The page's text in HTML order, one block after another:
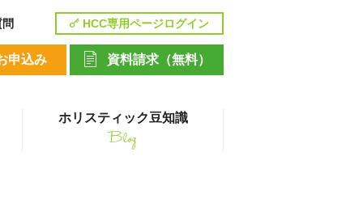
ホリスティック豆知識
Blog
申込み 資料請求（無料）
HCC専用ページログイン